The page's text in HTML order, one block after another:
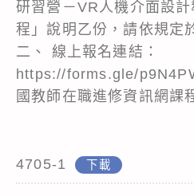
研習營－VR人機介面設
程」說明乙份，請依規定
二、 線上報名連結：
https://forms.gle/
國教師在職進修資訊網課
4705-1 下載